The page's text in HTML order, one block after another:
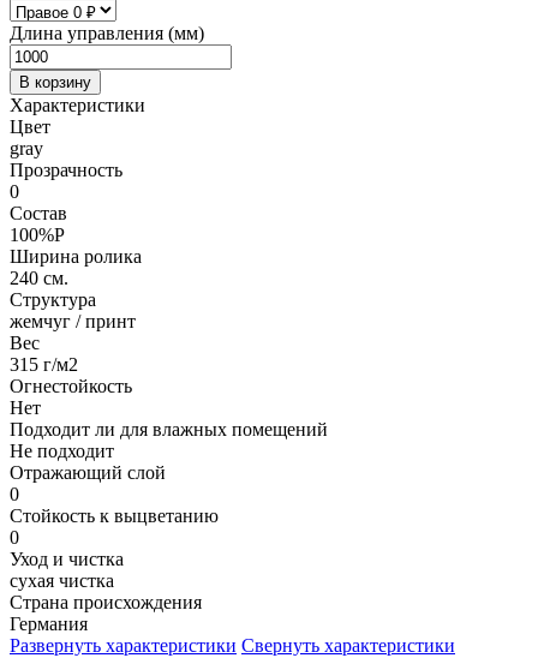
Длина управления (мм)
В корзину
Характеристики
Цвет
gray
Прозрачность
0
Состав
100%P
Ширина ролика
240 см.
Структура
жемчуг / принт
Вес
315 г/м2
Огнестойкость
Нет
Подходит ли для влажных помещений
Не подходит
Отражающий слой
0
Стойкость к выцветанию
0
Уход и чистка
сухая чистка
Страна происхождения
Германия
Развернуть характеристики Свернуть характеристики